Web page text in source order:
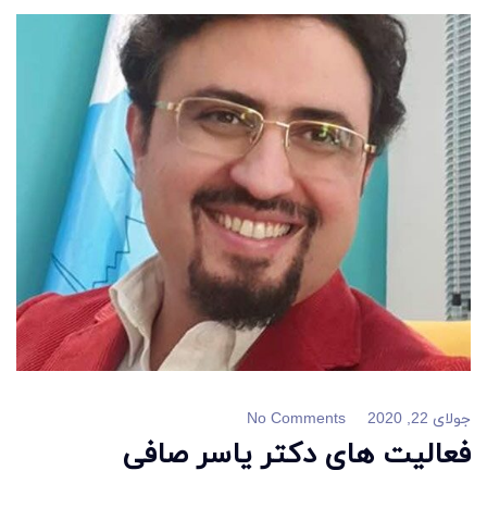
جولای 22, 2020 No Comments
فعالیت های دکتر یاسر صافی